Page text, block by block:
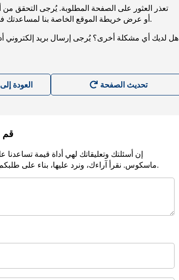
تعذر العثور على الصفحة المطلوبة. يُرجى التحقق من
URL، أو عرض خريطة الموقع الخاصة بنا لمساعدتك في العثور على ما تريد.
هل لديك أي مشكلة أخرى؟ يُرجى إرسال بريد إلكتروني
العودة
قم
إن أسئلتك وتعليقاتك لهي أداة قيمة
ماسكوس. نقرأ آراءك، ونرد عليها، بناء على طلبكم في أسرع وقت ممكن.